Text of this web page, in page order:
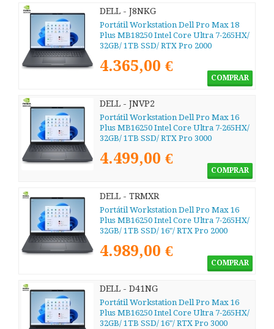
DELL - J8NKG
Portátil Workstation Dell Pro Max 18
Plus MB18250 Intel Core Ultra 7-265HX/
32GB/ 1TB SSD/ RTX Pro 2000
4.365,00 €
COMPRAR
DELL - JNVP2
Portátil Workstation Dell Pro Max 16
Plus MB16250 Intel Core Ultra 7-265HX/
32GB/ 1TB SSD/ RTX Pro 3000
4.499,00 €
COMPRAR
DELL - TRMXR
Portátil Workstation Dell Pro Max 16
Plus MB16250 Intel Core Ultra 7-265HX/
32GB/ 1TB SSD/ 16"/ RTX Pro 2000
4.989,00 €
COMPRAR
DELL - D41NG
Portátil Workstation Dell Pro Max 16
Plus MB16250 Intel Core Ultra 7-265HX/
32GB/ 1TB SSD/ 16"/ RTX Pro 3000